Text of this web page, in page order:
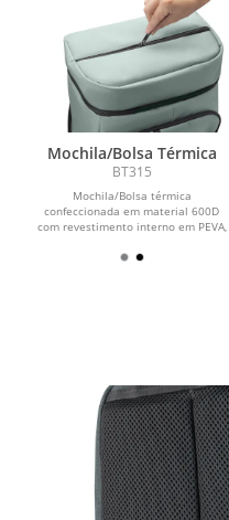
Mochila/Bolsa Térmica
BT315
Mochila/Bolsa térmica
confeccionada em material 600D
com revestimento interno em PEVA,